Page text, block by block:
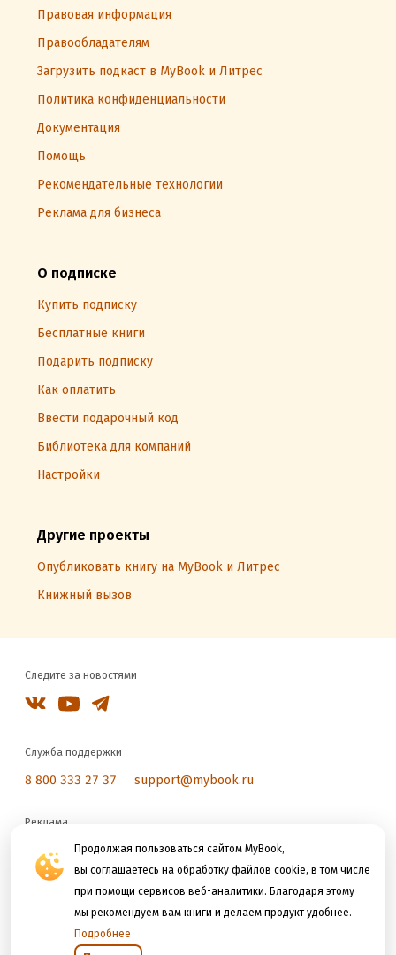
Продолжая пользоваться сайтом MyBook,
вы соглашаетесь на обработку файлов cookie, в том числе
при помощи сервисов веб-аналитики. Благодаря этому
мы рекомендуем вам книги и делаем продукт удобнее.
Подробнее
Правовая информация
Правообладателям
Загрузить подкаст в MyBook и Литрес
Политика конфиденциальности
Документация
Помощь
Рекомендательные технологии
Реклама для бизнеса
О подписке
Купить подписку
Бесплатные книги
Подарить подписку
Как оплатить
Ввести подарочный код
Библиотека для компаний
Настройки
Другие проекты
Опубликовать книгу на MyBook и Литрес
Книжный вызов
Следите за новостями
Служба поддержки
8 800 333 27 37 support@mybook.ru
Реклама
reklama@litres.ru
Мы принимаем к оплате